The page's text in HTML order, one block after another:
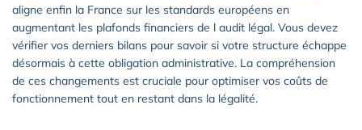
aligne enfin la France sur les standards européens en
augmentant les plafonds financiers de l audit légal. Vous devez
vérifier vos derniers bilans pour savoir si votre structure échappe
désormais à cette obligation administrative. La compréhension
de ces changements est cruciale pour optimiser vos coûts de
fonctionnement tout en restant dans la légalité.